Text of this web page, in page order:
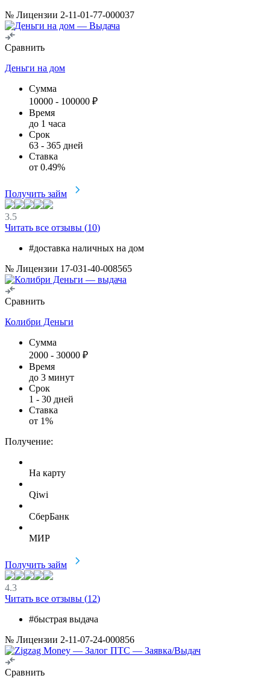
№ Лицензии 2-11-01-77-000037
Сравнить
Деньги на дом
Сумма
10000 - 100000 ₽
Время
до 1 часа
Срок
63 - 365 дней
Ставка
от 0.49%
Получить займ
3.5
Читать все отзывы (10)
#доставка наличных на дом
№ Лицензии 17-031-40-008565
Сравнить
Колибри Деньги
Сумма
2000 - 30000 ₽
Время
до 3 минут
Срок
1 - 30 дней
Ставка
от 1%
Получение:
На карту
Qiwi
СберБанк
МИР
Получить займ
4.3
Читать все отзывы (12)
#быстрая выдача
№ Лицензии 2-11-07-24-000856
Сравнить